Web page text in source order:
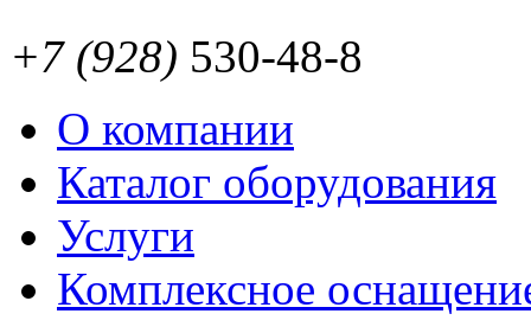
+7 (928) 530-48-8
О компании
Каталог оборудования
Услуги
Комплексное